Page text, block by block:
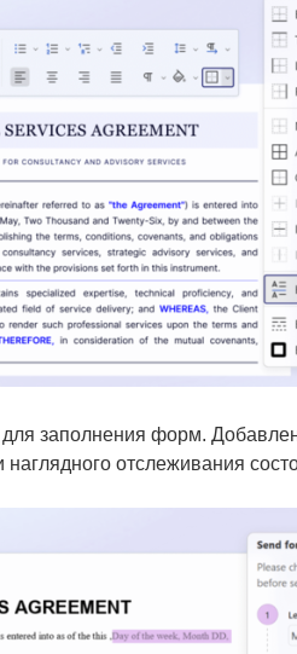
заполнения форм.
наглядного отслеживания